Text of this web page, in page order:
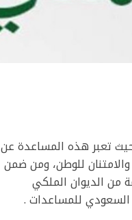
حيث تعبر هذه المساعدة عن
والامتنان للوطن، ومن ضمن
من الديوان الملكي
السعودي للمساعدات.